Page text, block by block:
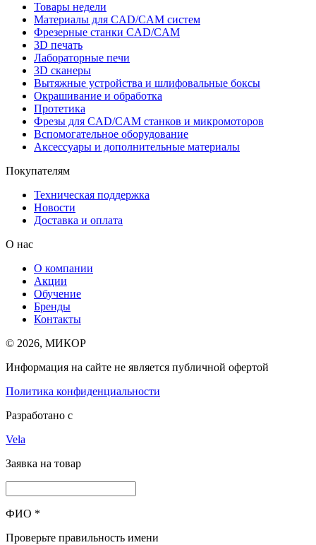
Товары недели
Материалы для CAD/CAM систем
Фрезерные станки CAD/CAM
3D печать
Лабораторные печи
3D сканеры
Вытяжные устройства и шлифовальные боксы
Окрашивание и обработка
Протетика
Фрезы для CAD/CAM станков и микромоторов
Вспомогательное оборудование
Аксессуары и дополнительные материалы
Покупателям
Техническая поддержка
Новости
Доставка и оплата
О нас
О компании
Акции
Обучение
Бренды
Контакты
© 2026, МИКОР
Информация на сайте не является публичной офертой
Политика конфиденциальности
Разработано с
Vela
Заявка на товар
ФИО *
Проверьте правильность имени